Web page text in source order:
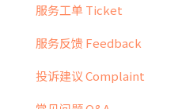
服务工单 Ticket
服务反馈 Feedback
投诉建议 Complaint